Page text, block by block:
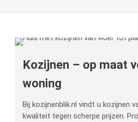
Kozijnen – op maat
woning
Bij kozijnenblik.nl vindt u kozijnen
kwaliteit tegen scherpe prijzen.